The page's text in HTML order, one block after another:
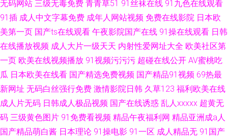
无码网站 三级无毒免费 青青草51 91丝袜在线 91九色在线观看
91插 成人中文字幕免费 成年人网站视频 免费在线影院 日本欧
美第一页 国产ts在线观看 午夜影院国产在线 91操在线观看 日韩
在线播放视频 成人大片一级天天 内射性爱网址大全 欧美社区第
一页 欧美在线视频播放 91视频污污污 超碰在线公开 AV蜜桃吃
瓜 日本欧美在线看 国产精选免费视频 国产精品91视频 69热最
新网址 无码白丝强行免费 激情影院日韩 久草123 福利欧美在线
成人片无码 日韩成人极品视频 国产在线诱惑 乱人xxxxx 超黄无
码 三级黄色图片 91免费看视频 精品午夜福利网 精品亚洲成a人
国产精品萌白酱 日本理论 91操电影 91一区 成人精品无 91国产